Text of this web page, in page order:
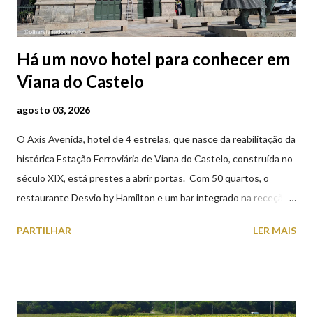
Há um novo hotel para conhecer em
Viana do Castelo
agosto 03, 2026
O Axis Avenida, hotel de 4 estrelas, que nasce da reabilitação da
histórica Estação Ferroviária de Viana do Castelo, construída no
século XIX, está prestes a abrir portas. Com 50 quartos, o
restaurante Desvio by Hamilton e um bar integrado na receção,
peças históricas cedidas pela IP Património que homenageiam a
PARTILHAR LER MAIS